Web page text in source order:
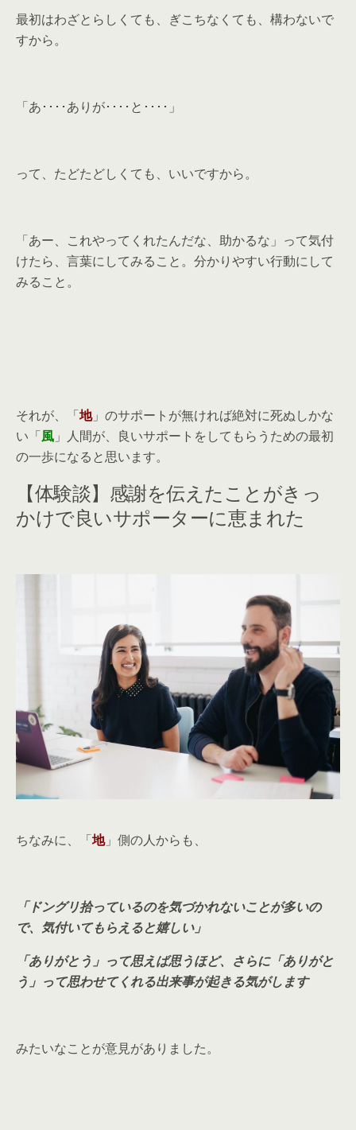
最初はわざとらしくても、ぎこちなくても、構わないで
すから。
「あ････ありが････と････」
って、たどたどしくても、いいですから。
「あー、これやってくれたんだな、助かるな」って気付
けたら、言葉にしてみること。分かりやすい行動にして
みること。
それが、「地」のサポートが無ければ絶対に死ぬしかな
い「風 」人間が、良いサポートをしてもらうための最初
の一歩になると思います。
【体験談】感謝を伝えたことがきっ
かけで良いサポーターに恵まれた
ちなみに、「地」側の人からも、
「ドングリ拾っているのを気づかれないことが多いの
で、気付いてもらえると嬉しい」
「ありがとう」って思えば思うほど、さらに「ありがと
う」って思わせてくれる出来事が起きる気がします
みたいなことが意見がありました。